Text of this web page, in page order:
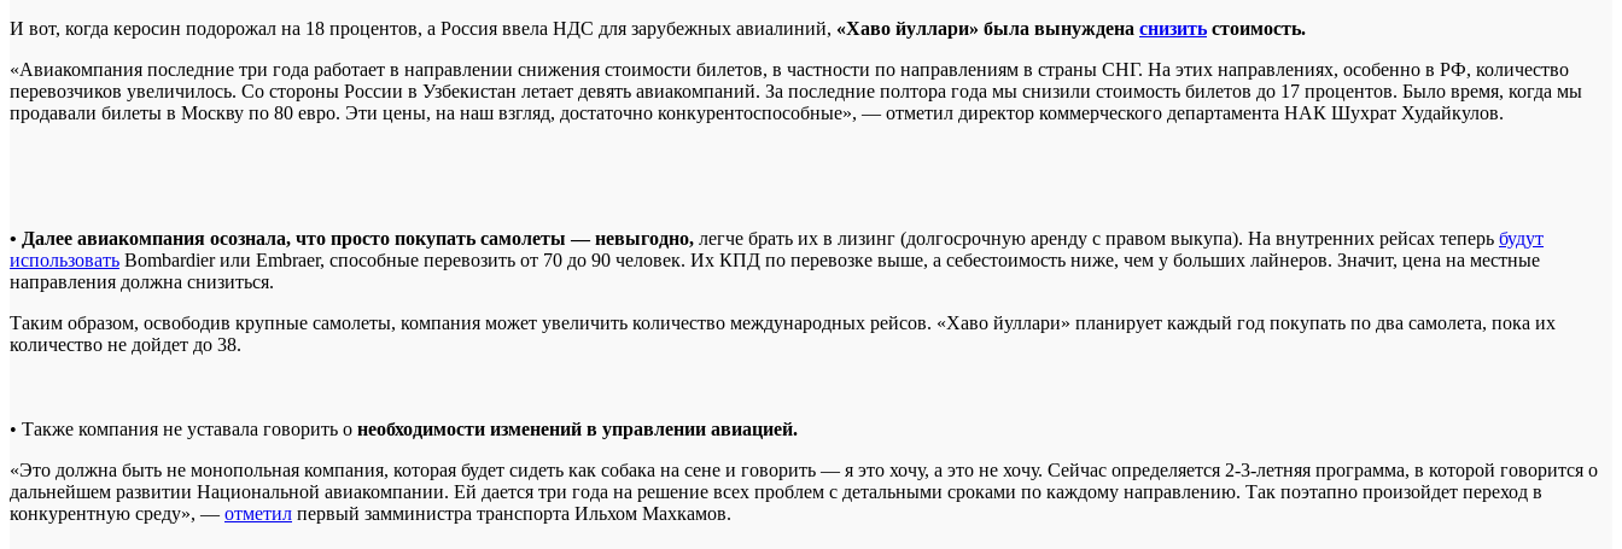
И вот, когда керосин подорожал на 18 процентов, а Россия ввела НДС для зарубежных авиалиний, «Хаво йуллари» была вынуждена снизить стоимость.
«Авиакомпания последние три года работает в направлении снижения стоимости билетов, в частности по направлениям в страны СНГ. На этих направлениях, особенно в РФ, количество
перевозчиков увеличилось. Со стороны России в Узбекистан летает девять авиакомпаний. За последние полтора года мы снизили стоимость билетов до 17 процентов. Было время, когда мы
продавали билеты в Москву по 80 евро. Эти цены, на наш взгляд, достаточно конкурентоспособные», — отметил директор коммерческого департамента НАК Шухрат Худайкулов.
• Далее авиакомпания осознала, что просто покупать самолеты — невыгодно, легче брать их в лизинг (долгосрочную аренду с правом выкупа). На внутренних рейсах теперь будут
использовать Bombardier или Embraer, способные перевозить от 70 до 90 человек. Их КПД по перевозке выше, а себестоимость ниже, чем у больших лайнеров. Значит, цена на местные
направления должна снизиться.
Таким образом, освободив крупные самолеты, компания может увеличить количество международных рейсов. «Хаво йуллари» планирует каждый год покупать по два самолета, пока их
количество не дойдет до 38.
• Также компания не уставала говорить о необходимости изменений в управлении авиацией.
«Это должна быть не монопольная компания, которая будет сидеть как собака на сене и говорить — я это хочу, а это не хочу. Сейчас определяется 2-3-летняя программа, в которой говорится о
дальнейшем развитии Национальной авиакомпании. Ей дается три года на решение всех проблем с детальными сроками по каждому направлению. Так поэтапно произойдет переход в
конкурентную среду», — отметил первый замминистра транспорта Ильхом Махкамов.